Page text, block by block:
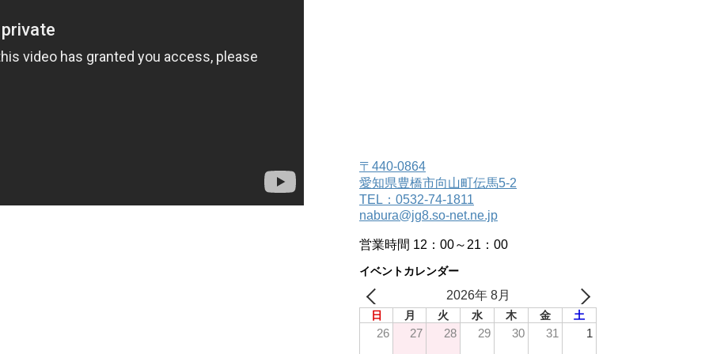
〒440-0864
愛知県豊橋市向山町伝馬5-2
TEL：0532-74-1811
nabura@jg8.so-net.ne.jp
営業時間 12：00～21：00
イベントカレンダー
2026年 8月
日 月 火 水 木 金 土
26 27 28 29 30 31 1